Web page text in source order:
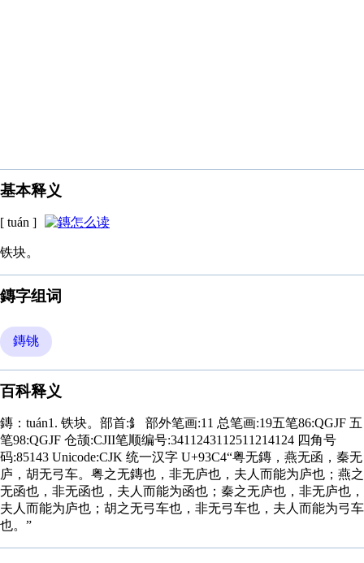
基本释义
[ tuán ]
铁块。
鏄字组词
鏄铫
百科释义
鏄：tuán1. 铁块。部首:釒 部外笔画:11 总笔画:19五笔86:QGJF 五
笔98:QGJF 仓颉:CJII笔顺编号:3411243112511214124 四角号
码:85143 Unicode:CJK 统一汉字 U+93C4“粤无鏄，燕无函，秦无
庐，胡无弓车。粤之无鏄也，非无庐也，夫人而能为庐也；燕之
无函也，非无函也，夫人而能为函也；秦之无庐也，非无庐也，
夫人而能为庐也；胡之无弓车也，非无弓车也，夫人而能为弓车
也。”